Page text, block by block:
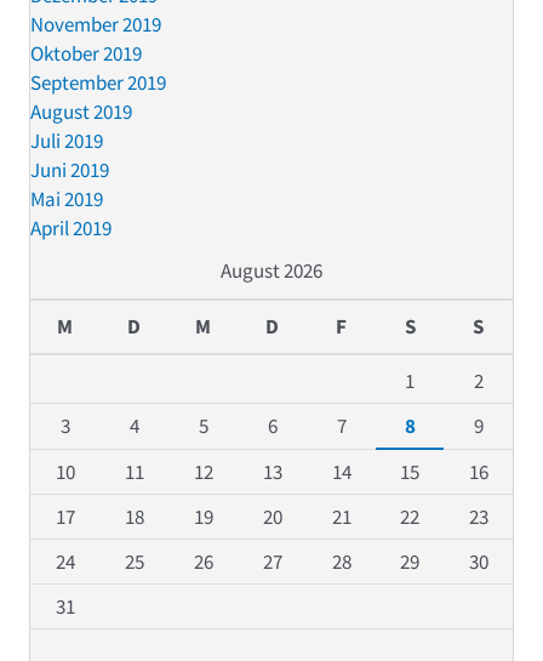
November 2019
Oktober 2019
September 2019
August 2019
Juli 2019
Juni 2019
Mai 2019
April 2019
August 2026
M D M D F S S
1
2
3
4 5 6 7 8
9
10
11 12 13 14 15
16
17
18 19 20 21 22
23
24
25 26 27 28 29
30
31